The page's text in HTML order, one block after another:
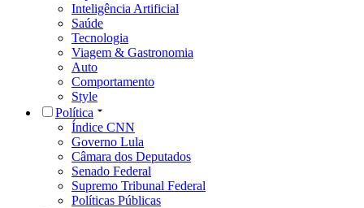
Inteligência Artificial
Saúde
Tecnologia
Viagem & Gastronomia
Auto
Comportamento
Style
Política
Índice CNN
Governo Lula
Câmara dos Deputados
Senado Federal
Supremo Tribunal Federal
Políticas Públicas